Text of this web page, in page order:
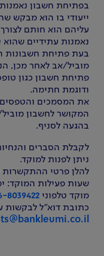
בפתיחת חשבון
ייעודי בו הוא מבקש
עליהם הוא חותם
נאמנות עתידיים שהוא
בעת פתיחת חשבונות
מוביל/אב לאחר מכן,
פתיחת חשבון כגון
ודוגמת חתימה.
את המסמכים והטפסים
המקושר לחשבון
בהגעה לסניף.
לקבלת הסברים
ניתן לפנות למוקד.
להלן פרטי ההתקשרות
שעות פעילות המוקד: ימים א'-
מוקד טלפוני 8039422
כתובת דוא"ל לבקשות